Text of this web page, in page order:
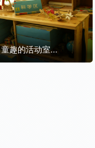
童趣的活动室...